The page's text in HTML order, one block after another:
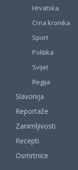
Hrvatska
Crna kronika
Sport
Politika
Svijet
Regija
Slavonija
Reportaže
Zanimljivosti
Recepti
Osmrtnice